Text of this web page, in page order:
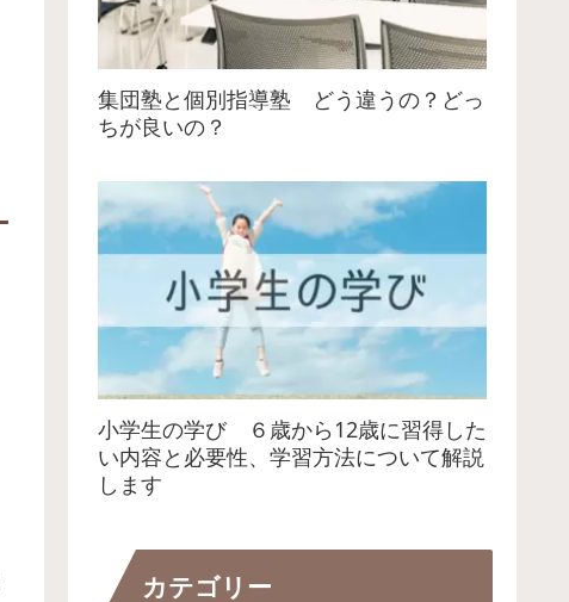
集団塾と個別指導塾 どう違うの？どっ
ちが良いの？
小学生の学び ６歳から12歳に習得した
い内容と必要性、学習方法について解説
します
カテゴリー